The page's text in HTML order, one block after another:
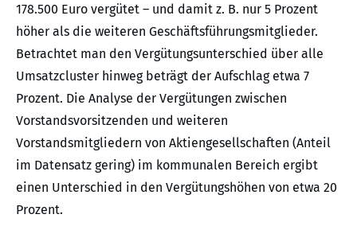
178.500 Euro vergütet – und damit z. B. nur 5 Prozent
höher als die weiteren Geschäftsführungsmitglieder.
Betrachtet man den Vergütungsunterschied über alle
Umsatzcluster hinweg beträgt der Aufschlag etwa 7
Prozent. Die Analyse der Vergütungen zwischen
Vorstandsvorsitzenden und weiteren
Vorstandsmitgliedern von Aktiengesellschaften (Anteil
im Datensatz gering) im kommunalen Bereich ergibt
einen Unterschied in den Vergütungshöhen von etwa 20
Prozent.